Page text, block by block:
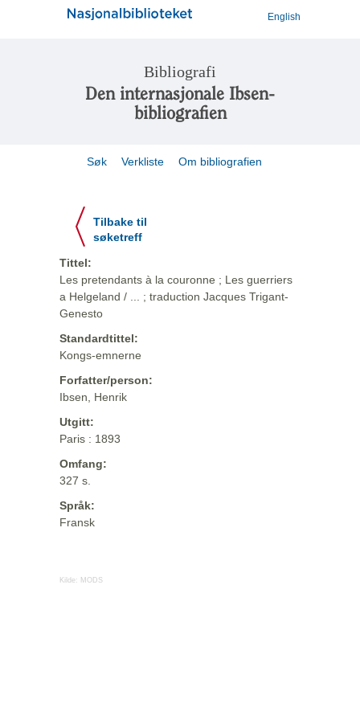
English
Bibliografi
Den internasjonale Ibsen-
bibliografien
Søk Verkliste Om bibliografien
Tilbake til
søketreff
Tittel:
Les pretendants à la couronne ; Les guerriers
a Helgeland / ... ; traduction Jacques Trigant-
Genesto
Standardtittel:
Kongs-emnerne
Forfatter/person:
Ibsen, Henrik
Utgitt:
Paris : 1893
Omfang:
327 s.
Språk:
Fransk
Kilde: MODS